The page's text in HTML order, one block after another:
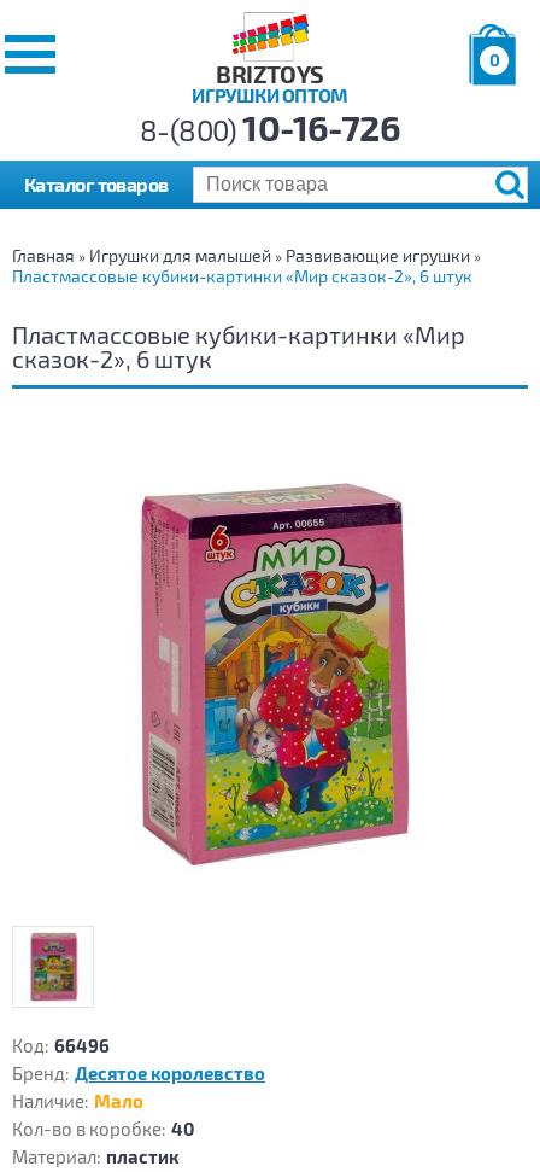
BRIZTOYS
ИГРУШКИ ОПТОМ
0
р.
8-(800)10-16-726
Каталог товаров
Главная » Игрушки для малышей » Развивающие игрушки »
Пластмассовые кубики-картинки «Мир сказок-2», 6 штук
Пластмассовые кубики-картинки «Мир
сказок-2», 6 штук
Код: 66496
Бренд: Десятое королевство
Наличие: Мало
Кол-во в коробке: 40
Материал: пластик